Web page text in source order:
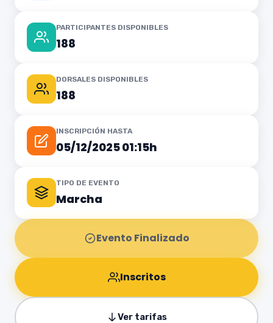
PARTICIPANTES DISPONIBLES
188
DORSALES DISPONIBLES
188
INSCRIPCIÓN HASTA
05/12/2025 01:15h
TIPO DE EVENTO
Marcha
Evento Finalizado
Inscritos
Ver tarifas